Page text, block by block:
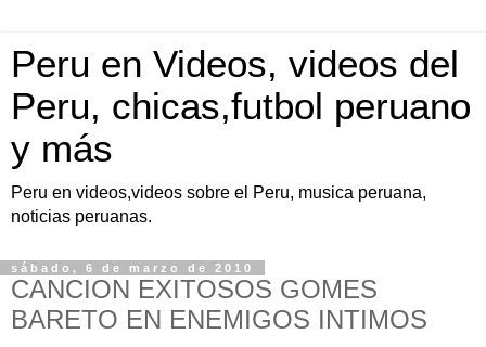
Peru en Videos, videos del
Peru, chicas,futbol peruano
y más
Peru en videos,videos sobre el Peru, musica peruana,
noticias peruanas.
sábado, 6 de marzo de 2010
CANCION EXITOSOS GOMES
BARETO EN ENEMIGOS INTIMOS